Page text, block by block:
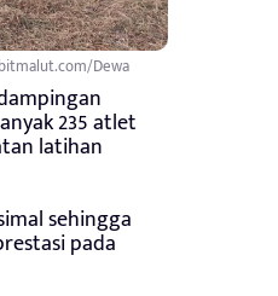
Dewa
235 atlet
latihan
sehingga
pada